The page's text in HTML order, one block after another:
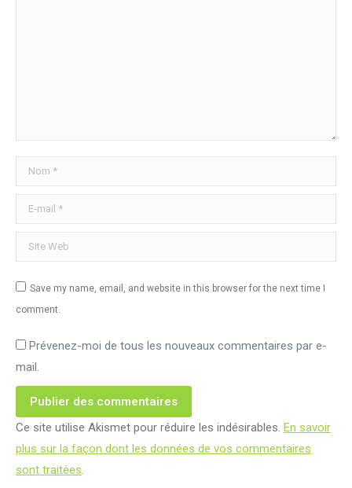
Nom *
E-mail *
Site Web
Save my name, email, and website in this browser for the next time I
comment.
Prévenez-moi de tous les nouveaux commentaires par e-
mail.
Publier des commentaires
Ce site utilise Akismet pour réduire les indésirables. En savoir
plus sur la façon dont les données de vos commentaires
sont traitées.